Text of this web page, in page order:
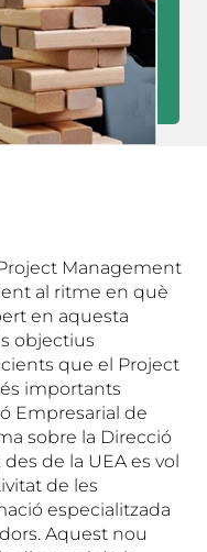
Management
al ritme en què
en aquesta
objectius
que el Project
importants
Empresarial de
sobre la Direcció
de la UEA es vol
de les
especialitzada
Aquest nou